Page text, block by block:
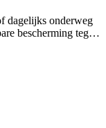
dagelijks onderweg
bescherming tegen
veelzijdige
van het
eigenschappen en